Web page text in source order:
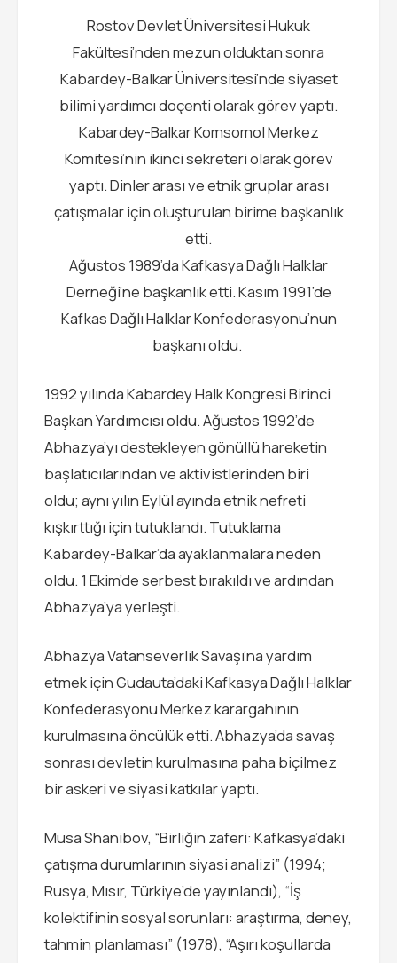
Rostov Devlet Üniversitesi Hukuk
Fakültesi’nden mezun olduktan sonra
Kabardey-Balkar Üniversitesi’nde siyaset
bilimi yardımcı doçenti olarak görev yaptı.
Kabardey-Balkar Komsomol Merkez
Komitesi’nin ikinci sekreteri olarak görev
yaptı. Dinler arası ve etnik gruplar arası
çatışmalar için oluşturulan birime başkanlık
etti.
Ağustos 1989’da Kafkasya Dağlı Halklar
Derneği’ne başkanlık etti. Kasım 1991’de
Kafkas Dağlı Halklar Konfederasyonu’nun
başkanı oldu.
1992 yılında Kabardey Halk Kongresi Birinci
Başkan Yardımcısı oldu. Ağustos 1992’de
Abhazya’yı destekleyen gönüllü hareketin
başlatıcılarından ve aktivistlerinden biri
oldu; aynı yılın Eylül ayında etnik nefreti
kışkırttığı için tutuklandı. Tutuklama
Kabardey-Balkar’da ayaklanmalara neden
oldu. 1 Ekim’de serbest bırakıldı ve ardından
Abhazya’ya yerleşti.
Abhazya Vatanseverlik Savaşı’na yardım
etmek için Gudauta’daki Kafkasya Dağlı Halklar
Konfederasyonu Merkez karargahının
kurulmasına öncülük etti. Abhazya’da savaş
sonrası devletin kurulmasına paha biçilmez
bir askeri ve siyasi katkılar yaptı.
Musa Shanibov, “Birliğin zaferi: Kafkasya’daki
çatışma durumlarının siyasi analizi” (1994;
Rusya, Mısır, Türkiye’de yayınlandı), “İş
kolektifinin sosyal sorunları: araştırma, deney,
tahmin planlaması” (1978), “Aşırı koşullarda